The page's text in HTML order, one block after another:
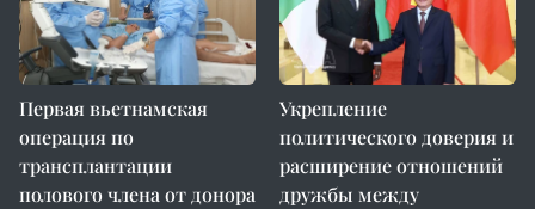
Первая вьетнамская
операция по
трансплантации
полового члена от донора
Укрепление
политического доверия и
расширение отношений
дружбы между